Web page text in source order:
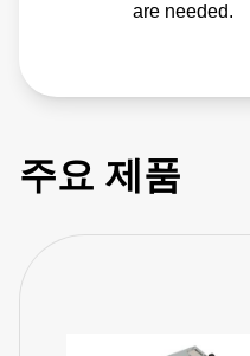
are needed.
주요 제품